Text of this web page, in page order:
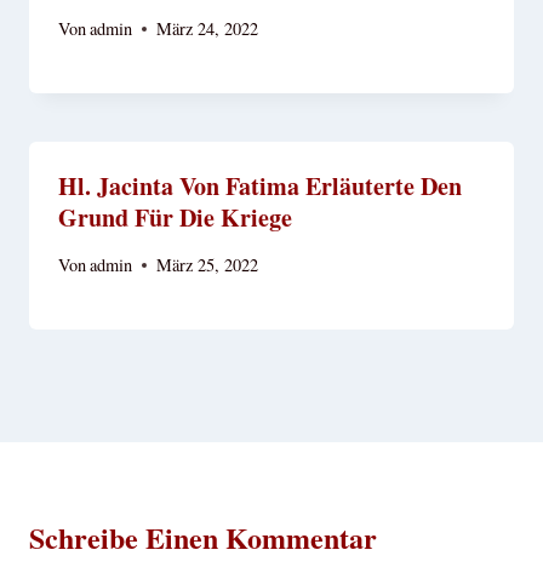
Vonadmin März 24, 2022
Hl. Jacinta Von Fatima Erläuterte Den
Grund Für Die Kriege
Vonadmin März 25, 2022
Schreibe Einen Kommentar